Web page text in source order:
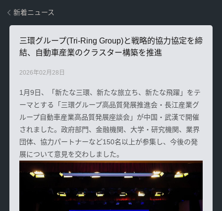
新着ニュース
三環グループ(Tri-Ring Group)と戦略的協力協定を締
結、自動車産業のクラスター構築を推進
2026年02月28日
1月9日、「新たな三環、新たな旅立ち、新たな飛躍」をテ
ーマとする「三環グループ高品質発展推進会・長江産業グ
ループ自動車産業高品質発展座談会」が中国・ 武漢で開催
されました。政府部門、金融機関、大学・研究機関、業界
団体、協力パートナーなど150名以上が参集し、今後の発
展について意見を交わしました。